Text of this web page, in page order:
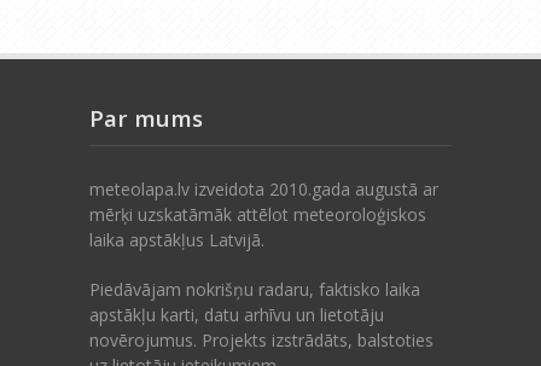
Par mums
meteolapa.lv izveidota 2010.gada augustā ar
mērķi uzskatāmāk attēlot meteoroloģiskos
laika apstākļus Latvijā.
Piedāvājam nokrišņu radaru, faktisko laika
apstākļu karti, datu arhīvu un lietotāju
novērojumus. Projekts izstrādāts, balstoties